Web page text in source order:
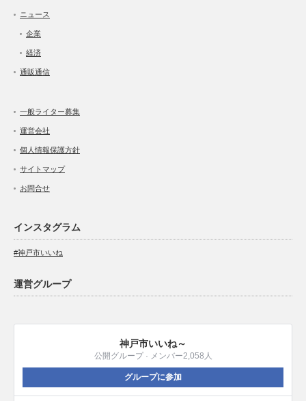
ニュース
企業
経済
通販通信
一般ライター募集
運営会社
個人情報保護方針
サイトマップ
お問合せ
インスタグラム
#神戸市いいね
運営グループ
神戸市いいね～
公開グループ · メンバー2,058人
グループに参加